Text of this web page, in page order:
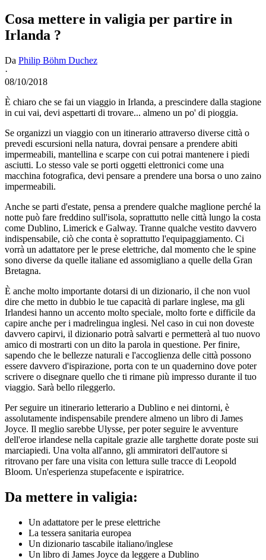
Cosa mettere in valigia per partire in
Irlanda ?
Da Philip Böhm Duchez
·
08/10/2018
È chiaro che se fai un viaggio in Irlanda, a prescindere dalla stagione
in cui vai, devi aspettarti di trovare... almeno un po' di pioggia.
Se organizzi un viaggio con un itinerario attraverso diverse città o
prevedi escursioni nella natura, dovrai pensare a prendere abiti
impermeabili, mantellina e scarpe con cui potrai mantenere i piedi
asciutti. Lo stesso vale se porti oggetti elettronici come una
macchina fotografica, devi pensare a prendere una borsa o uno zaino
impermeabili.
Anche se parti d'estate, pensa a prendere qualche maglione perché la
notte può fare freddino sull'isola, soprattutto nelle città lungo la costa
come Dublino, Limerick e Galway. Tranne qualche vestito davvero
indispensabile, ciò che conta è soprattutto l'equipaggiamento. Ci
vorrà un adattatore per le prese elettriche, dal momento che le spine
sono diverse da quelle italiane ed assomigliano a quelle della Gran
Bretagna.
È anche molto importante dotarsi di un dizionario, il che non vuol
dire che metto in dubbio le tue capacità di parlare inglese, ma gli
Irlandesi hanno un accento molto speciale, molto forte e difficile da
capire anche per i madrelingua inglesi. Nel caso in cui non doveste
davvero capirvi, il dizionario potrà salvarti e permetterà al tuo nuovo
amico di mostrarti con un dito la parola in questione. Per finire,
sapendo che le bellezze naturali e l'accoglienza delle città possono
essere davvero d'ispirazione, porta con te un quadernino dove poter
scrivere o disegnare quello che ti rimane più impresso durante il tuo
viaggio. Sarà bello rileggerlo.
Per seguire un itinerario letterario a Dublino e nei dintorni, è
assolutamente indispensabile prendere almeno un libro di James
Joyce. Il meglio sarebbe Ulysse, per poter seguire le avventure
dell'eroe irlandese nella capitale grazie alle targhette dorate poste sui
marciapiedi. Una volta all'anno, gli ammiratori dell'autore si
ritrovano per fare una visita con lettura sulle tracce di Leopold
Bloom. Un'esperienza stupefacente e ispiratrice.
Da mettere in valigia:
Un adattatore per le prese elettriche
La tessera sanitaria europea
Un dizionario tascabile italiano/inglese
Un libro di James Joyce da leggere a Dublino